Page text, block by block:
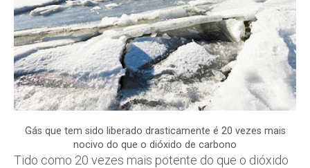
Gás que tem sido liberado drasticamente é 20 vezes mais
nocivo do que o dióxido de carbono
Tido como 20 vezes mais potente do que o dióxido